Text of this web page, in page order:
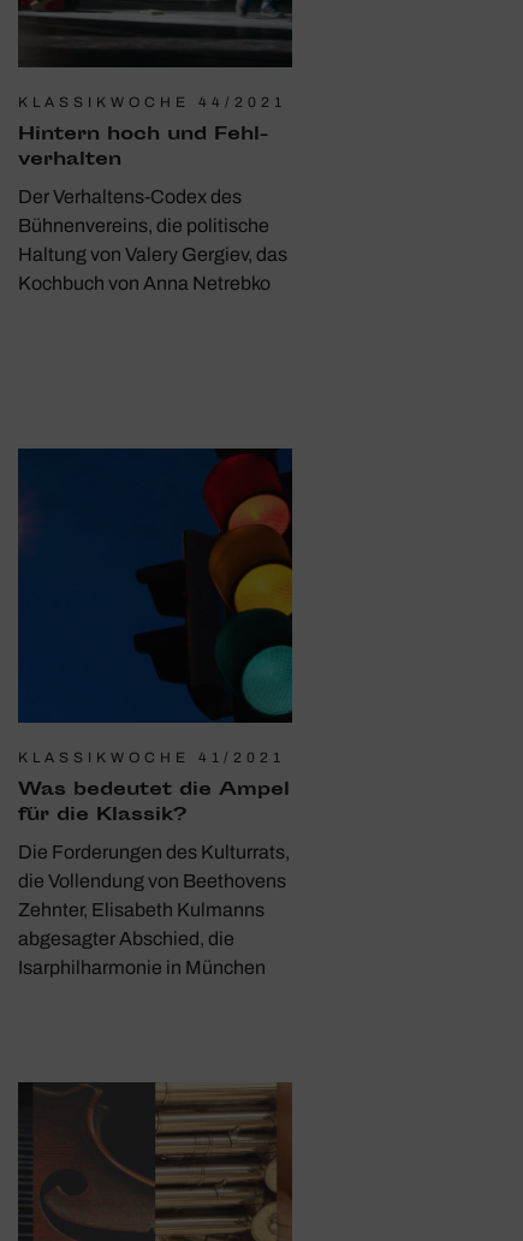
KLASSIKWOCHE 44/2021
Hintern hoch und Fehl­
ver­halten
Der Verhaltens-Codex des
Bühnenvereins, die politische
Haltung von Valery Gergiev, das
Kochbuch von Anna Netrebko
KLASSIKWOCHE 41/2021
Was bedeutet die Ampel
für die Klassik?
Die Forderungen des Kulturrats,
die Vollendung von Beethovens
Zehnter, Elisabeth Kulmanns
abgesagter Abschied, die
Isarphilharmonie in München